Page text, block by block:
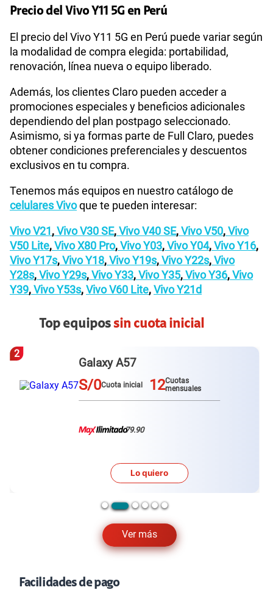
Precio del Vivo Y11 5G en Perú
El precio del Vivo Y11 5G en Perú puede variar según
la modalidad de compra elegida: portabilidad,
renovación, línea nueva o equipo liberado.
Además, los clientes Claro pueden acceder a
promociones especiales y beneficios adicionales
dependiendo del plan postpago seleccionado.
Asimismo, si ya formas parte de Full Claro, puedes
obtener condiciones preferenciales y descuentos
exclusivos en tu compra.
Tenemos más equipos en nuestro catálogo de
celulares Vivoque te pueden interesar:
Vivo V21,Vivo V30 SE,Vivo V40 SE,Vivo V50,Vivo
V50 Lite,Vivo X80 Pro,Vivo Y03,Vivo Y04,Vivo Y16,
Vivo Y17s,Vivo Y18,Vivo Y19s,Vivo Y22s,Vivo
Y28s,Vivo Y29s,Vivo Y33,Vivo Y35,Vivo Y36,Vivo
Y39,Vivo Y53s,Vivo V60 Lite,Vivo Y21d
Top equipossin cuota inicial
Ver más
2
Galaxy A57
S/0Cuota inicial 12Cuotas
mensuales
79.90
Lo quiero
Facilidades de pago